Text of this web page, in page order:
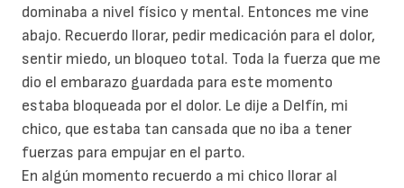
dominaba a nivel físico y mental. Entonces me vine
abajo. Recuerdo llorar, pedir medicación para el dolor,
sentir miedo, un bloqueo total. Toda la fuerza que me
dio el embarazo guardada para este momento
estaba bloqueada por el dolor. Le dije a Delfín, mi
chico, que estaba tan cansada que no iba a tener
fuerzas para empujar en el parto.
En algún momento recuerdo a mi chico llorar al